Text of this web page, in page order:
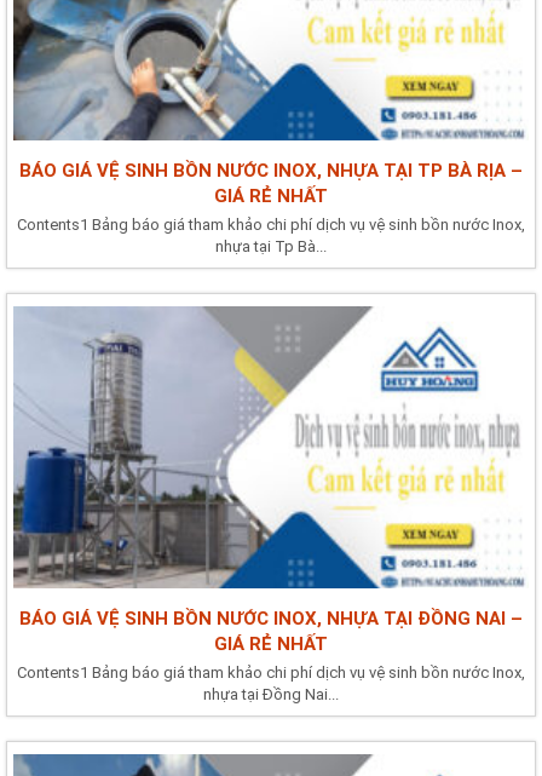
BÁO GIÁ VỆ SINH BỒN NƯỚC INOX, NHỰA TẠI TP BÀ RỊA –
GIÁ RẺ NHẤT
Contents1 Bảng báo giá tham khảo chi phí dịch vụ vệ sinh bồn nước Inox,
nhựa tại Tp Bà...
BÁO GIÁ VỆ SINH BỒN NƯỚC INOX, NHỰA TẠI ĐỒNG NAI –
GIÁ RẺ NHẤT
Contents1 Bảng báo giá tham khảo chi phí dịch vụ vệ sinh bồn nước Inox,
nhựa tại Đồng Nai...